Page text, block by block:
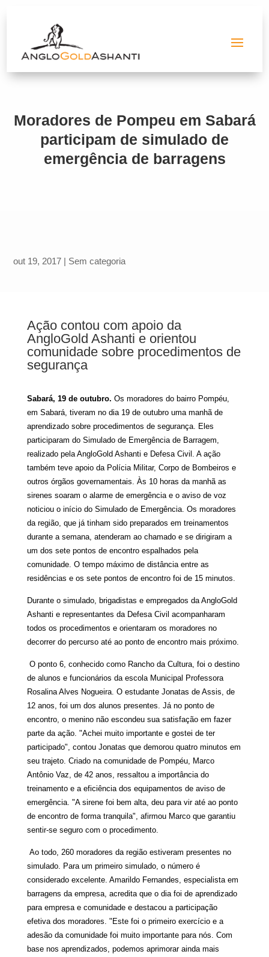
Moradores de Pompeu em Sabará
participam de simulado de
emergência de barragens
out 19, 2017 | Sem categoria
Ação contou com apoio da
AngloGold Ashanti e orientou
comunidade sobre procedimentos de
segurança
Sabará, 19 de outubro. Os moradores do bairro Pompéu,
em Sabará, tiveram no dia 19 de outubro uma manhã de
aprendizado sobre procedimentos de segurança. Eles
participaram do Simulado de Emergência de Barragem,
realizado pela AngloGold Ashanti e Defesa Civil. A ação
também teve apoio da Polícia Militar, Corpo de Bombeiros e
outros órgãos governamentais. Às 10 horas da manhã as
sirenes soaram o alarme de emergência e o aviso de voz
noticiou o início do Simulado de Emergência. Os moradores
da região, que já tinham sido preparados em treinamentos
durante a semana, atenderam ao chamado e se dirigiram a
um dos sete pontos de encontro espalhados pela
comunidade. O tempo máximo de distância entre as
residências e os sete pontos de encontro foi de 15 minutos.
Durante o simulado, brigadistas e empregados da AngloGold
Ashanti e representantes da Defesa Civil acompanharam
todos os procedimentos e orientaram os moradores no
decorrer do percurso até ao ponto de encontro mais próximo.
O ponto 6, conhecido como Rancho da Cultura, foi o destino
de alunos e funcionários da escola Municipal Professora
Rosalina Alves Nogueira. O estudante Jonatas de Assis, de
12 anos, foi um dos alunos presentes. Já no ponto de
encontro, o menino não escondeu sua satisfação em fazer
parte da ação. "Achei muito importante e gostei de ter
participado", contou Jonatas que demorou quatro minutos em
seu trajeto. Criado na comunidade de Pompéu, Marco
Antônio Vaz, de 42 anos, ressaltou a importância do
treinamento e a eficiência dos equipamentos de aviso de
emergência. "A sirene foi bem alta, deu para vir até ao ponto
de encontro de forma tranquila", afirmou Marco que garantiu
sentir-se seguro com o procedimento.
Ao todo, 260 moradores da região estiveram presentes no
simulado. Para um primeiro simulado, o número é
considerado excelente. Amarildo Fernandes, especialista em
barragens da empresa, acredita que o dia foi de aprendizado
para empresa e comunidade e destacou a participação
efetiva dos moradores. "Este foi o primeiro exercício e a
adesão da comunidade foi muito importante para nós. Com
base nos aprendizados, podemos aprimorar ainda mais